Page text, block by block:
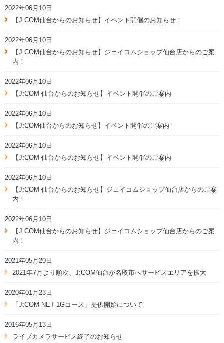
2022年06月10日
【J:COM仙台からのお知らせ】イベント開催のお知らせ！
2022年06月10日
【J:COM仙台からのお知らせ】ジェイコムショップ仙台店からのご案
内！
2022年06月10日
【J:COM 仙台からのお知らせ】イベント開催のご案内
2022年06月10日
【J:COM仙台からのお知らせ】イベント開催のご案内
2022年06月10日
【J:COM 仙台からのお知らせ】イベント開催のご案内
2022年06月10日
【J:COM 仙台からのお知らせ】ジェイコムショップ仙台店からのご案
内！
2022年06月10日
【J:COM仙台からのお知らせ】ジェイコムショップ仙台店からのご案
内！
2021年05月20日
2021年7月より順次、J:COM仙台が名取市へサービスエリアを拡大
2020年01月23日
「J:COM NET 1Gコース」提供開始について
2016年05月13日
ライブカメラサービス終了のお知らせ